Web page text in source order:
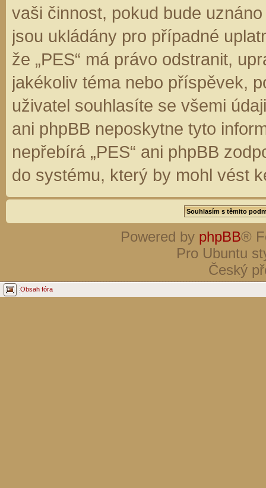
vaši činnost, pokud bude
jsou ukládány pro případné
že „PES“ má právo odstranit,
jakékoliv téma nebo příspěvek,
uživatel souhlasíte se všemi
ani phpBB neposkytne tyto
nepřebírá „PES“ ani phpBB
do systému, který by mohl vést
Powered by phpBB®
Pro Ubuntu
Český
Obsah fóra